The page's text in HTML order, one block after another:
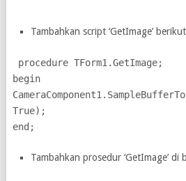
Tambahkan script ‘GetImage’
procedure TForm1.GetImage;
begin
True);
end;
Tambahkan prosedur ‘GetImage’ di